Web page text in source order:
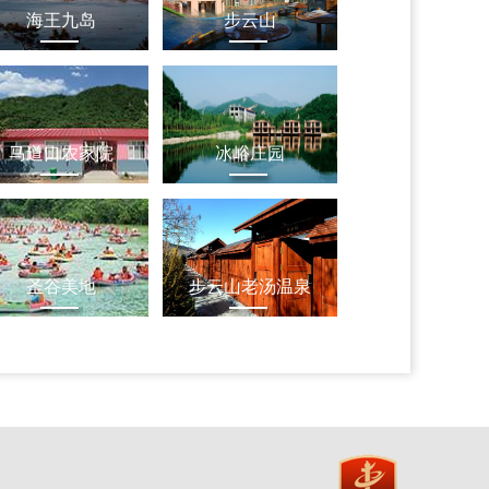
海王九岛 步云山
马道口农家院 冰峪庄园
圣谷美地 步云山老汤温泉